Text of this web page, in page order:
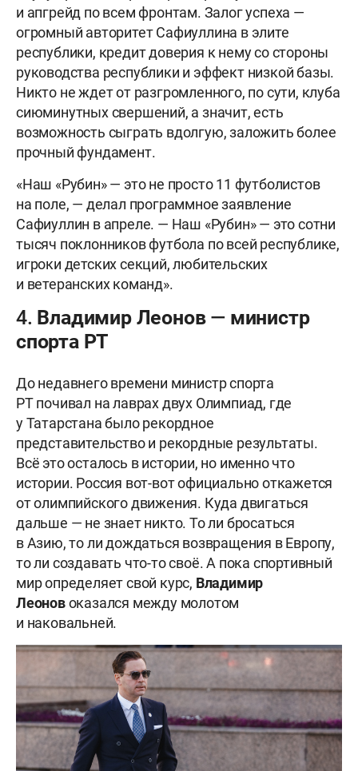
и апгрейд по всем фронтам. Залог успеха —
огромный авторитет Сафиуллина в элите
республики, кредит доверия к нему со стороны
руководства республики и эффект низкой базы.
Никто не ждет от разгромленного, по сути, клуба
сиюминутных свершений, а значит, есть
возможность сыграть вдолгую, заложить более
прочный фундамент.
«Наш «Рубин» — это не просто 11 футболистов
на поле, — делал программное заявление
Сафиуллин в апреле. — Наш «Рубин» — это сотни
тысяч поклонников футбола по всей республике,
игроки детских секций, любительских
и ветеранских команд».
4. Владимир Леонов — министр
спорта РТ
До недавнего времени министр спорта
РТ почивал на лаврах двух Олимпиад, где
у Татарстана было рекордное
представительство и рекордные результаты.
Всё это осталось в истории, но именно что
истории. Россия вот-вот официально откажется
от олимпийского движения. Куда двигаться
дальше — не знает никто. То ли бросаться
в Азию, то ли дождаться возвращения в Европу,
то ли создавать что-то своё. А пока спортивный
мир определяет свой курс, Владимир
Леоновоказался между молотом
и наковальней.